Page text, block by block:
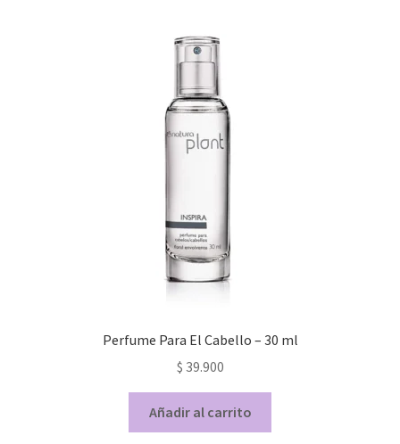
Perfume Para El Cabello – 30 ml
$ 39.900
Añadir al carrito